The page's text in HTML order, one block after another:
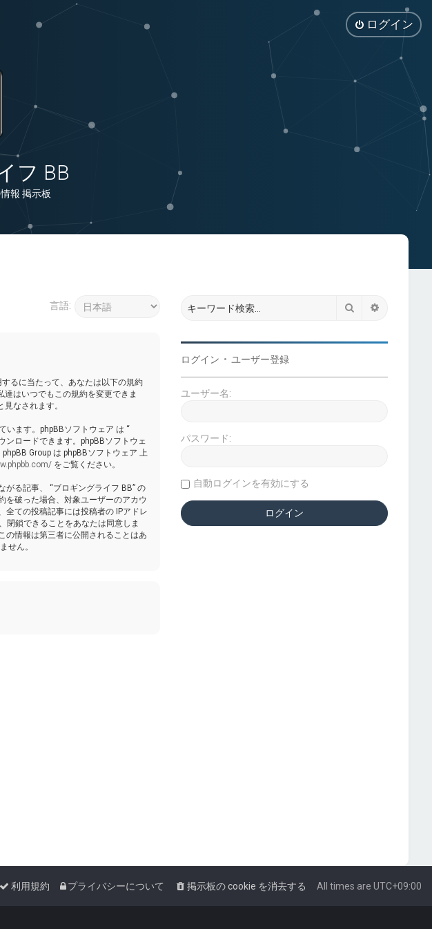
ログイン
フ BB
報 掲示板
言語:
するに当たって、あなたは以下の規約
はいつでもこの規約を変更できま
なされます。
います。phpBBソフトウェア は “
ンロードできます。phpBBソフトウェ
Group は phpBBソフトウェア 上
をご覧ください。
る記事、 “ブロギングライフ BB” の
を破った場合、対象ユーザーのアカウ
全ての投稿記事には投稿者の IPアドレ
閉鎖できることをあなたは同意しま
の情報は第三者に公開されることはあ
せん。
検索
ログイン • ユーザー登録
ユーザー名:
パスワード:
自動ログインを有効にする
All times are UTC+09:00
掲示板の cookie を消去する
プライバシーについて
利用規約